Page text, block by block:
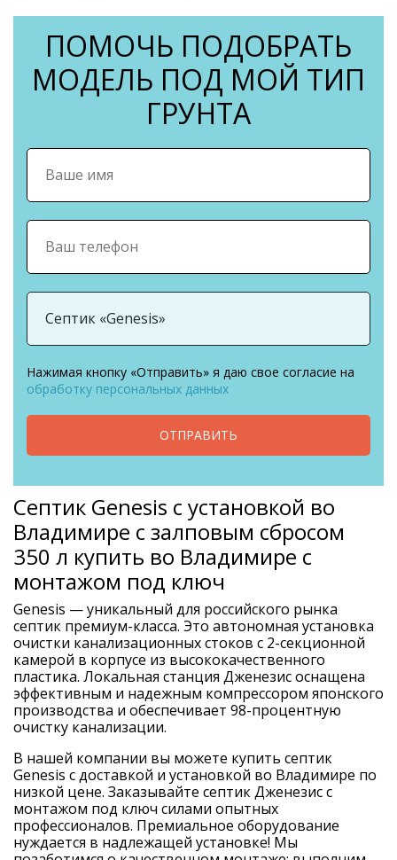
ПОМОЧЬ ПОДОБРАТЬ
МОДЕЛЬ ПОД МОЙ ТИП
ГРУНТА
Нажимая кнопку «Отправить» я даю свое согласие на
обработку персональных данных
ОТПРАВИТЬ
Септик Genesis с установкой во
Владимире с залповым сбросом
350 л купить во Владимире с
монтажом под ключ
Genesis — уникальный для российского рынка
септик премиум-класса. Это автономная установка
очистки канализационных стоков с 2-секционной
камерой в корпусе из высококачественного
пластика. Локальная станция Дженезис оснащена
эффективным и надежным компрессором японского
производства и обеспечивает 98-процентную
очистку канализации.
В нашей компании вы можете купить септик
Genesis с доставкой и установкой во Владимире по
низкой цене. Заказывайте септик Дженезис с
монтажом под ключ силами опытных
профессионалов. Премиальное оборудование
нуждается в надлежащей установке! Мы